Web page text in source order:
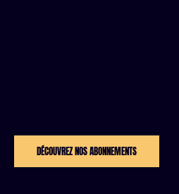
DÉCOUVREZ NOS ABONNEMENTS